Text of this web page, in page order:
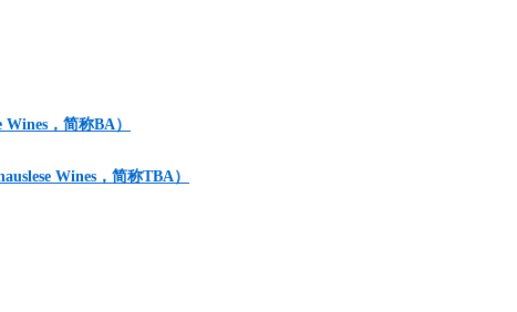
，简称BA）
Wines，简称TBA）